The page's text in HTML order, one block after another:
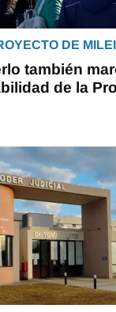
DE MILEI
también
de la